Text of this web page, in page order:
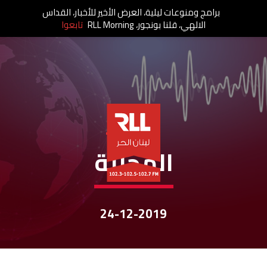
نشرات الأخبار
المحليّة
24-12-2019
برامج ومنوعات ليلية، العرض الأخير للأخبار، القداس
الالهي، قلنا بونجور، RLL Morning تابعوا